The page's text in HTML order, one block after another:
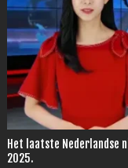
Het laatste Nederlandse
2025.